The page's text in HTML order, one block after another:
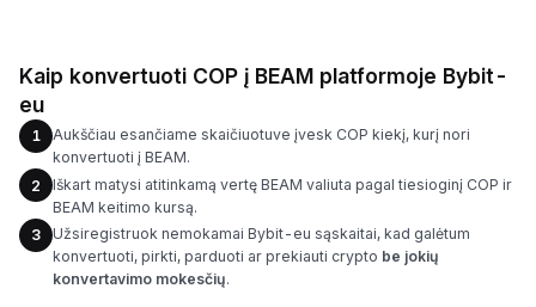
Kaip konvertuoti COP į BEAM platformoje Bybit-
eu
1
Aukščiau esančiame skaičiuotuve įvesk COP kiekį, kurį nori
konvertuoti į BEAM.
2
Iškart matysi atitinkamą vertę BEAM valiuta pagal tiesioginį COP ir
BEAM keitimo kursą.
3
Užsiregistruok nemokamai Bybit-eu sąskaitai, kad galėtum
konvertuoti, pirkti, parduoti ar prekiauti crypto be jokių
konvertavimo mokesčių.